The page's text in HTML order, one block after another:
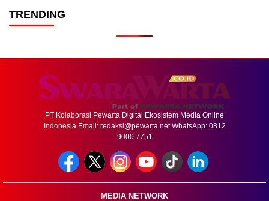
TRENDING
PT Kolaborasi Pewarta Digital Ekosistem Media Online
Indonesia Email: redaksi@pewarta.netWhatsApp: 0812
9000 7751
MEDIA NETWORK